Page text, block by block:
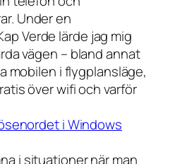
Under en
Verde lärde jag mig
vägen – bland annat
mobilen i flygplansläge,
över wifi och varför
i Windows
i situationer när man